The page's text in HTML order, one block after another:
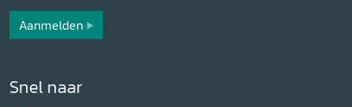
Aanmelden
Snel naar